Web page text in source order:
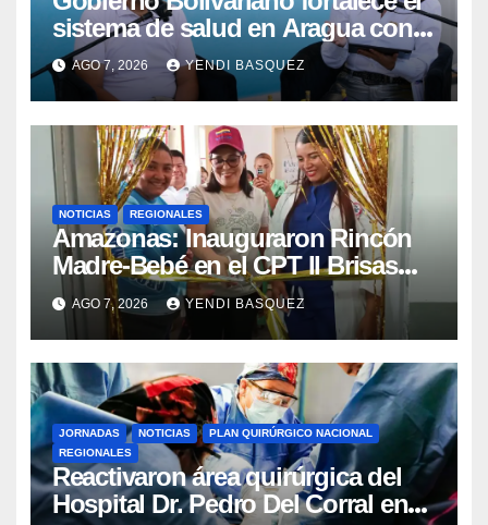
sistema de salud en Aragua con
la reinauguración del CDI La Mora
AGO 7, 2026 YENDI BASQUEZ
NOTICIAS REGIONALES
​Amazonas: Inauguraron Rincón
Madre-Bebé en el CPT II Brisas
del Aeropuerto ​Inauguraron
Rincón
AGO 7, 2026 YENDI BASQUEZ
JORNADAS NOTICIAS
PLAN QUIRÚRGICO NACIONAL
REGIONALES
Reactivaron área quirúrgica del
Hospital Dr. Pedro Del Corral en